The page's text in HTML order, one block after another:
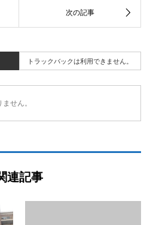
トラックバックは利用できません。
せん。
連記事